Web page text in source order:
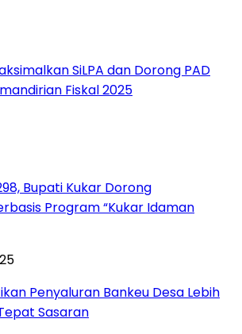
SiLPA dan Dorong PAD
Fiskal 2025
Bupati Kukar Dorong
Program “Kukar Idaman
Penyaluran Bankeu Desa Lebih
Sasaran